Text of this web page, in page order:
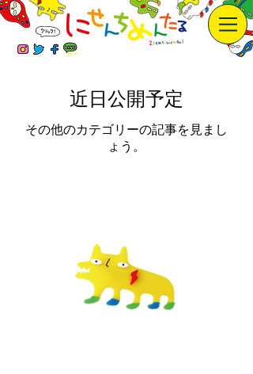
近日公開予定
その他のカテゴリーの記事を見まし
ょう。